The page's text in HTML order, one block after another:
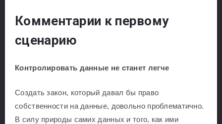
Комментарии к первому
сценарию
Контролировать данные не станет легче
Создать закон, который давал бы право
собственности на данные, довольно проблематично.
В силу природы самих данных и того, как ими